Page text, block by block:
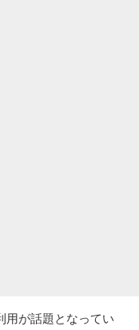
用が話題となってい